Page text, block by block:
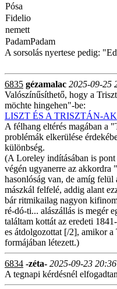
Pósa
Fidelio
nemett
PadamPadam
A sorsolás nyertese pedig:
6835 gézamalac 2025-09-25
Valószínűsíthető, hogy a
möchte hingehen"-be:
LISZT ÉS A TRISZTÁN-
A félhang eltérés magában a
problémák elkerülése
különbség.
(A Loreley indításában is
végén ugyanerre az
hasonlóság van, de amíg
mászkál felfelé, addig alant
bár ritmikailag nagyon
ré-dó-ti... alászállás is megér
találtam kottát az eredeti
es átdolgozottat [/2], amikor a
formájában létezett.)
6834 -zéta- 2025-09-23
A tegnapi kérdésnél